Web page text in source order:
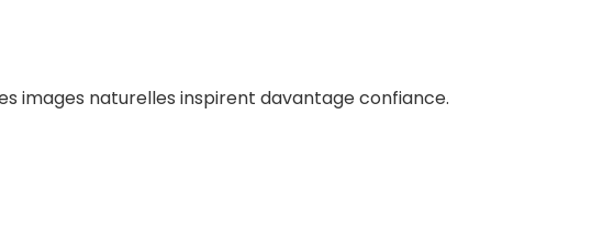
images naturelles inspirent davantage confiance.